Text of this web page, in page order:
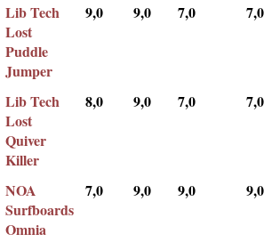
Lib Tech
Lost
Puddle
Jumper
9,0 9,0 7,0 7,0
Lib Tech
Lost
Quiver
Killer
8,0 9,0 7,0 7,0
NOA
Surfboards
Omnia
7,0 9,0 9,0 9,0